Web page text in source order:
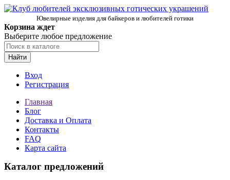
Ювелирные изделия для байкеров и любителей готики
Корзина ждет
Выберите любое предложение
Найти
Вход
Регистрация
Главная
Блог
Доставка и Оплата
Контакты
FAQ
Карта сайта
Каталог предложений